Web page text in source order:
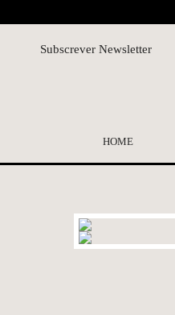
Subscrever Newsletter
HOME